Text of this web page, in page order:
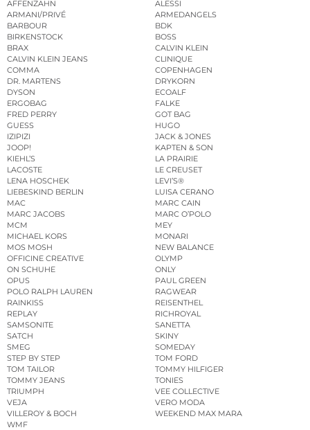
AFFENZAHN
ALESSI
ARMANI/PRIVÉ
ARMEDANGELS
BARBOUR
BDK
BIRKENSTOCK
BOSS
BRAX
CALVIN KLEIN
CALVIN KLEIN JEANS
CLINIQUE
COMMA
COPENHAGEN
DR. MARTENS
DRYKORN
DYSON
ECOALF
ERGOBAG
FALKE
FRED PERRY
GOT BAG
GUESS
HUGO
IZIPIZI
JACK & JONES
JOOP!
KAPTEN & SON
KIEHL’S
LA PRAIRIE
LACOSTE
LE CREUSET
LENA HOSCHEK
LEVI’S®
LIEBESKIND BERLIN
LUISA CERANO
MAC
MARC CAIN
MARC JACOBS
MARC O’POLO
MCM
MEY
MICHAEL KORS
MONARI
MOS MOSH
NEW BALANCE
OFFICINE CREATIVE
OLYMP
ON SCHUHE
ONLY
OPUS
PAUL GREEN
POLO RALPH LAUREN
RAGWEAR
RAINKISS
REISENTHEL
REPLAY
RICHROYAL
SAMSONITE
SANETTA
SATCH
SKINY
SMEG
SOMEDAY
STEP BY STEP
TOM FORD
TOM TAILOR
TOMMY HILFIGER
TOMMY JEANS
TONIES
TRIUMPH
VEE COLLECTIVE
VEJA
VERO MODA
VILLEROY & BOCH
WEEKEND MAX MARA
WMF